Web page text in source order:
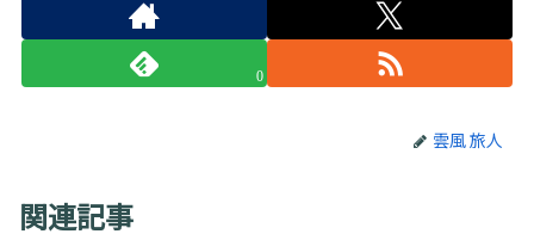
0
雲風 旅人
関連記事